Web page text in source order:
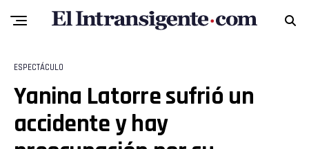
ESPECTÁCULO
Yanina Latorre sufrió un
accidente y hay